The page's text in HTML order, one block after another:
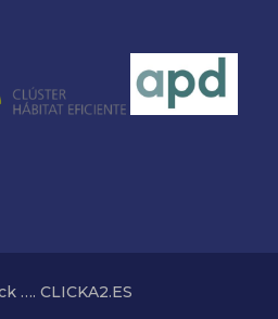
…. CLICKA2.ES